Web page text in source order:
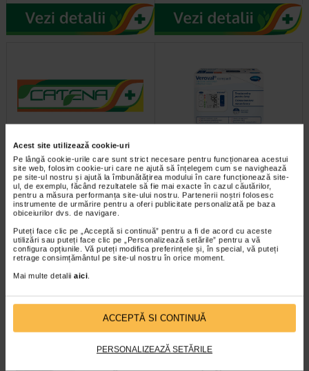
Acest site utilizează cookie-uri
Pe lângă cookie-urile care sunt strict necesare pentru funcționarea acestui
site web, folosim cookie-uri care ne ajută să înțelegem cum se navighează
pe site-ul nostru și ajută la îmbunătățirea modului în care funcționează site-
ul, de exemplu, făcând rezultatele să fie mai exacte în cazul căutărilor,
pentru a măsura performanța site-ului nostru. Partenerii noștri folosesc
instrumente de urmărire pentru a oferi publicitate personalizată pe baza
obiceiurilor dvs. de navigare.
Puteți face clic pe „Acceptă si continuă” pentru a fi de acord cu aceste
utilizări sau puteți face clic pe „Personalizează setările” pentru a vă
configura opțiunile. Vă puteți modifica preferințele și, în special, vă puteți
retrage consimțământul pe site-ul nostru în orice moment.
Mai multe detalii aici.
ACCEPTĂ SI CONTINUĂ
PERSONALIZEAZĂ SETĂRILE
Ozempic 0.5 mg, 3 stilouri
injectoare (pen-uri)…
Ozempic este un medicament care
contine substanta activa
semaglutida care ajuta…
HartMann Veroval Compact
tensiometru automat
Tensiometrul de brat automat de la
HartMann Veroval detecteaza si
CELE MAI RECENTE ARTICOLE
metode prin care va puteti imbunatati EQ-ul
Boli neurologice si psihice